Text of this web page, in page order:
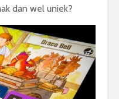
dan wel uniek?